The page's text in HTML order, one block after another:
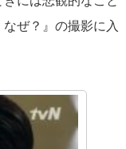
ぜ？』の撮影に入